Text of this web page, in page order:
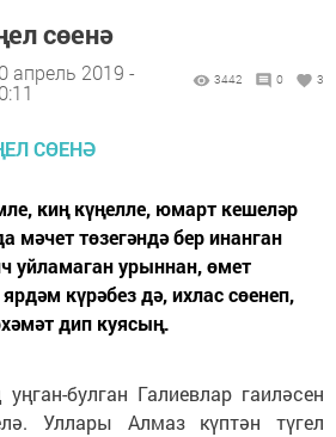
сөенә
апрель 2019 -
3442 0 3
киң күңелле, юмарт кешеләр
төзегәндә бер инанган
уйламаган урыннан, өмет
күрәбез дә, ихлас сөенеп,
дип куясың.
булган Галиевлар гаиләсен
Уллары Алмаз күптән түгел